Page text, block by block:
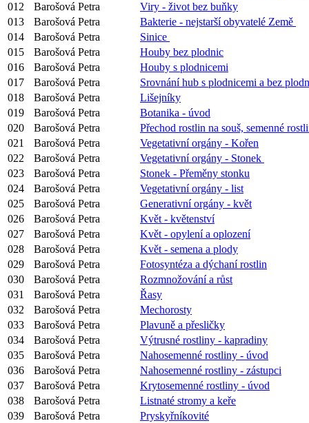
012
Barošová Petra
Viry - život bez buňky
013
Barošová Petra
Bakterie - nejstarší obyvatelé Země
014
Barošová Petra
Sinice
015
Barošová Petra
Houby bez plodnic
016
Barošová Petra
Houby s plodnicemi
017
Barošová Petra
Srovnání hub s plodnicemi a bez
018
Barošová Petra
Lišejníky
019
Barošová Petra
Botanika - úvod
020
Barošová Petra
Přechod rostlin na souš, semenné
021
Barošová Petra
Vegetativní orgány - Kořen
022
Barošová Petra
Vegetativní orgány - Stonek
023
Barošová Petra
Stonek - Přeměny stonku
024
Barošová Petra
Vegetativní orgány - list
025
Barošová Petra
Generativní orgány - květ
026
Barošová Petra
Květ - květenství
027
Barošová Petra
Květ - opylení a oplození
028
Barošová Petra
Květ - semena a plody
029
Barošová Petra
Fotosyntéza a dýchaní rostlin
030
Barošová Petra
Rozmnožování a růst
031
Barošová Petra
Řasy
032
Barošová Petra
Mechorosty
033
Barošová Petra
Plavuně a přesličky
034
Barošová Petra
Výtrusné rostliny - kapradiny
035
Barošová Petra
Nahosemenné rostliny - úvod
036
Barošová Petra
Nahosemenné rostliny - zástupci
037
Barošová Petra
Krytosemenné rostliny - úvod
038
Barošová Petra
Listnaté stromy a keře
039
Barošová Petra
Pryskyřníkovité